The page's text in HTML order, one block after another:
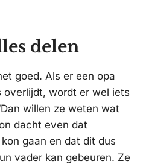
delen
goed. Als er een opa
overlijdt, wordt er wel iets
willen ze weten wat
dacht even dat
gaan en dat dit dus
vader kan gebeuren. Ze